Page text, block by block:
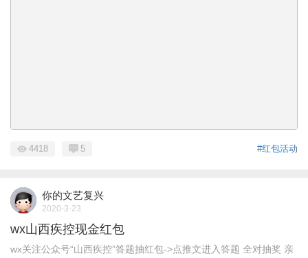
#红包活动
4418 5
你的文艺复兴
2020-3-23
wx山西疾控现金红包
wx关注公众号“山西疾控”答题抽红包->点推文进入答题 全对抽奖 亲